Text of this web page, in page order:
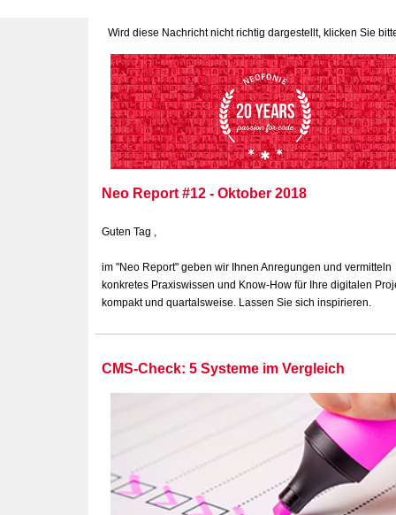
Wird diese Nachricht nicht richtig dargestellt, klicken Sie
Neo Report #12 - Oktober 2018
Guten Tag ,
im "Neo Report" geben wir Ihnen Anregungen und vermitteln
konkretes Praxiswissen und Know-How für Ihre digitalen
kompakt und quartalsweise. Lassen Sie sich inspirieren.
CMS-Check: 5 Systeme im Vergleich